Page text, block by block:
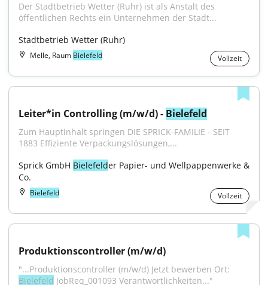
Der Stadtbetrieb Wetter (Ruhr) ist als Anstalt des
öffentlichen Rechts ein Unternehmen der Stadt...
Stadtbetrieb Wetter (Ruhr)
Melle, Raum Bielefeld Vollzeit
Leiter*in Controlling (m/w/d) - Bielefeld
Zum Hauptinhalt springen DIE SPRICK-FAMILIE - SEIT
1883 Effiziente Verpackungslösungen,...
Sprick GmbH Bielefelder Papier- und Wellpappenwerke &
Co.
Bielefeld Vollzeit
Produktionscontroller (m/w/d)
Bielefeld JobReq_001093 Verantwortlichkeiten..."